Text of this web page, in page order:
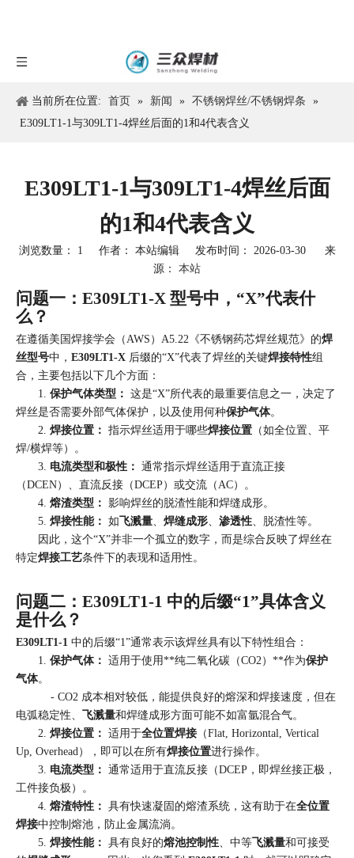
当前所在位置: 首页 » 新闻 » 不锈钢焊丝/不锈钢焊条
»
E309LT1-1与309LT1-4焊丝后面的1和4代表含义
E309LT1-1与309LT1-4焊丝后面
的1和4代表含义
浏览数量： 1 作者： 本站编辑 发布时间： 2026-03-30 来
源： 本站
["facebook","twitter","line","wechat","linkedin","pinterest"]
问题一：E309LT1-X 型号中，“X”代表什
么？
在遵循美国焊接学会（AWS）A5.22《不锈钢药芯焊丝规范》的焊
丝型号中， E309LT1-X 后缀的“X”代表了焊丝的关键焊接特性组
合，主要包括以下几个方面：
1. 保护气体类型： 这是“X”所代表的最重要信息之一，决定了
焊丝是否需要外部气体保护，以及使用何种保护气体。
2. 焊接位置： 指示焊丝适用于哪些焊接位置 （如全位置、平
焊/横焊等）。
3. 电流类型和极性： 通常指示焊丝适用于直流正接
（DCEN）、直流反接（DCEP）或交流（AC）。
4. 熔渣类型： 影响焊丝的脱渣性能和焊缝成形。
5. 焊接性能： 如 飞溅量、 焊缝成形、 渗透性、脱渣性等。
因此，这个“X”并非一个孤立的数字，而是综合反映了焊丝在
特定焊接工艺条件下的表现和适用性。
问题二：E309LT1-1 中的后缀“1”具体含义
是什么？
E309LT1-1 中的后缀“1”通常表示该焊丝具有以下特性组合：
1. 保护气体： 适用于使用**纯二氧化碳（CO2）**作为保护
气体。
- CO2 成本相对较低，能提供良好的熔深和焊接速度，但在
电弧稳定性、
飞溅量和焊缝成形方面可能不如富氩混合气。
2. 焊接位置： 适用于全位置焊接 （Flat, Horizontal, Vertical
Up, Overhead），即可以在所有焊接位置进行操作。
3. 电流类型： 通常适用于直流反接（DCEP，即焊丝接正极，
工件接负极）。
4. 熔渣特性： 具有快速凝固的熔渣系统，这有助于在全位置
焊接中控制熔池，防止金属流淌。
5. 焊接性能： 具有良好的熔池控制性、中等 飞溅量和可接受